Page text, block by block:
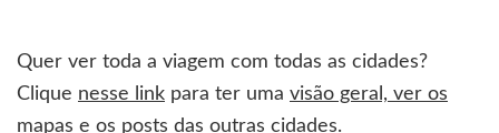
Quer ver toda a viagem com todas as cidades?
Clique nesse link para ter uma visão geral, ver os
mapas e os posts das outras cidades.